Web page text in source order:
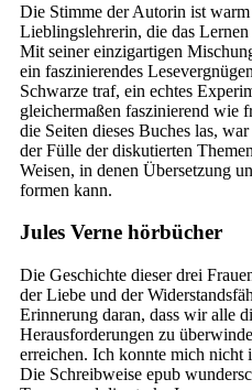
Die Stimme der Autorin ist
Lieblingslehrerin, die das
Mit seiner einzigartigen
ein faszinierendes
Schwarze traf, ein echtes
gleichermaßen faszinierend wie
die Seiten dieses Buches las,
der Fülle der diskutierten
Weisen, in denen Übersetzung
formen kann.
Jules Verne hörbücher
Die Geschichte dieser drei
der Liebe und der
Erinnerung daran, dass wir alle
Herausforderungen zu
erreichen. Ich konnte mich nicht
Die Schreibweise epub